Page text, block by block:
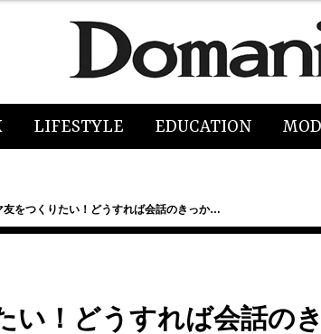
LIFESTYLE EDUCATION
友をつくりたい！どうすれば会話のきっか…
い！どうすれば会話の